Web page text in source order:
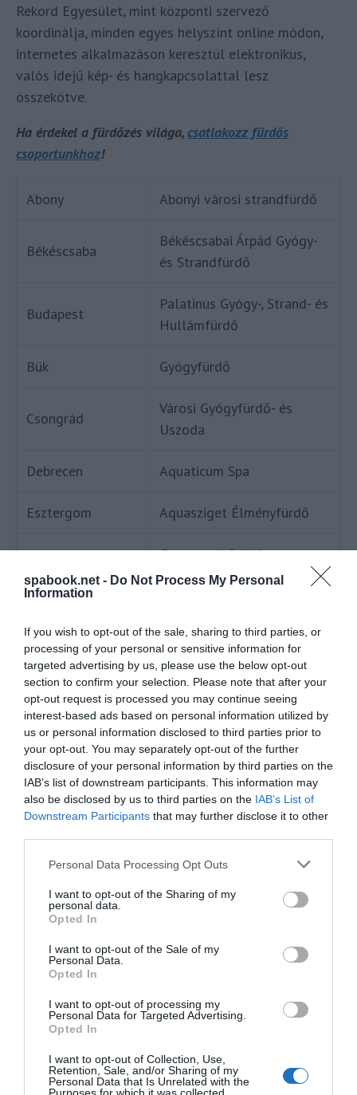
spabook.net - Do Not Process My Personal
Information
If you wish to opt-out of the sale, sharing to third parties, or
processing of your personal or sensitive information for
targeted advertising by us, please use the below opt-out
section to confirm your selection. Please note that after your
opt-out request is processed you may continue seeing
interest-based ads based on personal information utilized by
us or personal information disclosed to third parties prior to
your opt-out. You may separately opt-out of the further
disclosure of your personal information by third parties on the
IAB’s list of downstream participants. This information may
also be disclosed by us to third parties on the IAB’s List of
Downstream Participants that may further disclose it to other
Please note that this website/app uses one or more Google
not limited to your visit or usage behaviour. You may click to
grant or deny consent to Google and its third-party tags to
use your data for below specified purposes in below Google
consent section.
Personal Data Processing Opt Outs
I want to opt-out of the Sharing of my
personal data.
Opted In
I want to opt-out of the Sale of my
Personal Data.
Opted In
I want to opt-out of processing my
Personal Data for Targeted Advertising.
Opted In
I want to opt-out of Collection, Use,
Retention, Sale, and/or Sharing of my
Personal Data that Is Unrelated with the
Rekord Egyesület, mint központi szervező
koordinálja, minden egyes helyszínt online módon,
internetes alkalmazáson keresztül elektronikus,
valós idejű kép- és hangkapcsolattal lesz
összekötve.
Ha érdekel a fürdőzés világa, csatlakozz fürdős
csoportunkhoz!
Abony Abonyi városi strandfürdő
Békéscsaba
Békéscsabai Árpád Gyógy-
és Strandfürdő
Budapest
Palatinus Gyógy-, Strand- és
Hullámfürdő
Bük Gyógyfürdő
Csongrád
Városi Gyógyfürdő- és
Uszoda
Debrecen Aquaticum Spa
Esztergom Aquasziget Élményfürdő
Gyomaendrődi Liget
Gyógyfürdő és Kemping
Gyöngyös
Termálstrand
Gyula Gyulai Várfürdő Kft.
Hajdúszoboszló Hungarospa
Harkány Harkány
Harkány
Harkányi Gyógy- és
Strandfürdő
Hatvan Hatvan Városi Strandfürdő /
Hatvan
Markovits Kálmán Városi
Igal
Kecskemét Kecskeméti fürdő
Komárom
Brigetio Gyógyfürdő
Komárom